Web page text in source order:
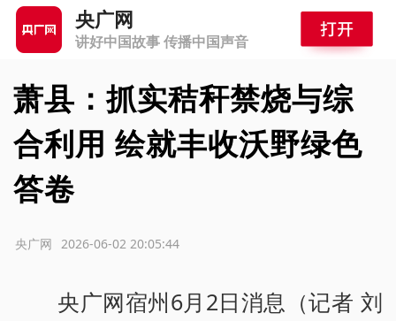
央广网
讲好中国故事 传播中国声音
萧县：抓实秸秆禁烧与综
合利用 绘就丰收沃野绿色
答卷
2026-06-02 20:05:44
央广网
央广网宿州6月2日消息（记者 刘